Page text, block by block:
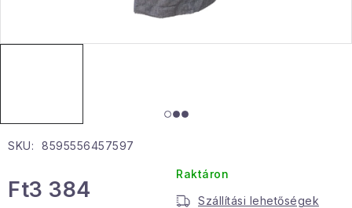
Karácsonyi esemény
Januári akció
SKU: 8595556457597
Ft3 384
Raktáron
Szállítási lehetőségek